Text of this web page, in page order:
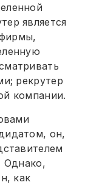
является
рекрутер
компании.
он,
Однако,
как